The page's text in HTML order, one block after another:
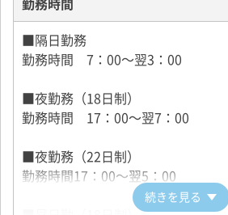
お客様から直接ご指名をいただきま
名鉄タクシーのブランド力と営業
言います。
名鉄タクシーの勤務体系は４つの
います。
地が異なります。
ご自身の希望に合った勤務スタイ
■昼日勤（18日制）
平均年収405万円
平均年収356万円
■隔日勤務
勤務時間 7：00～翌3：00
■夜勤務（18日制）
勤務時間 17：00～翌7：00
■夜勤務（22日制）
勤務時間17：00～翌5：00
続きを見る